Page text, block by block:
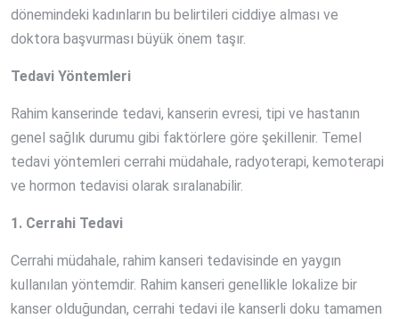
dönemindeki kadınların bu belirtileri ciddiye alması ve
doktora başvurması büyük önem taşır.
Tedavi Yöntemleri
Rahim kanserinde tedavi, kanserin evresi, tipi ve hastanın
genel sağlık durumu gibi faktörlere göre şekillenir. Temel
tedavi yöntemleri cerrahi müdahale, radyoterapi, kemoterapi
ve hormon tedavisi olarak sıralanabilir.
1. Cerrahi Tedavi
Cerrahi müdahale, rahim kanseri tedavisinde en yaygın
kullanılan yöntemdir. Rahim kanseri genellikle lokalize bir
kanser olduğundan, cerrahi tedavi ile kanserli doku tamamen